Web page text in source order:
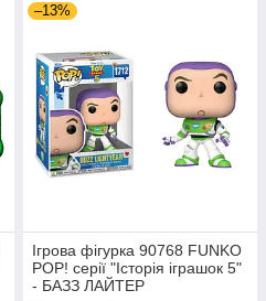
–13%
Ігрова фігурка 90768 FUNKO
POP! серії "Історія іграшок 5"
- БАЗЗ ЛАЙТЕР